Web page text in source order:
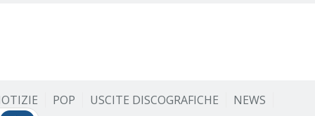
POP USCITE DISCOGRAFICHE NEWS